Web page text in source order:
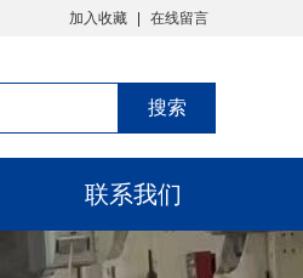
加入收藏 在线留言
联系我们